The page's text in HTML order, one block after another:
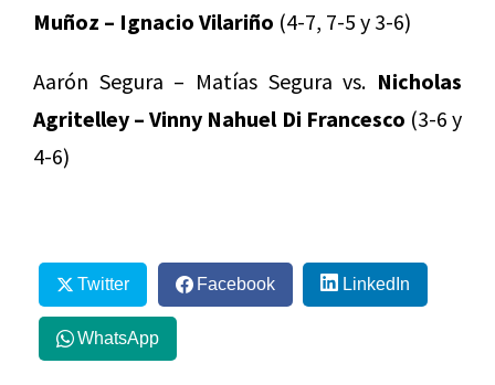
Muñoz – Ignacio Vilariño (4-7, 7-5 y 3-6)
Aarón Segura – Matías Segura vs. Nicholas
Agritelley – Vinny Nahuel Di Francesco (3-6 y
4-6)
Twitter Facebook LinkedIn
WhatsApp